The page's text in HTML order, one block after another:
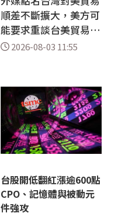
順差不斷擴大，美方可
能要求重談台美貿易協
定，學者今天(3日)分
投資，未來可舒緩對台
貿易逆差，重談協定只
會將其政績延後落袋，
不太可能會發生。另一
名學者則說，台灣對於
配合度高，美方沒理由
對台出手，但考量川普
施政不確定性，台灣...
2026-08-03 11:55
台股開低翻紅漲逾600點
CPO、記憶體與被動元
件強攻